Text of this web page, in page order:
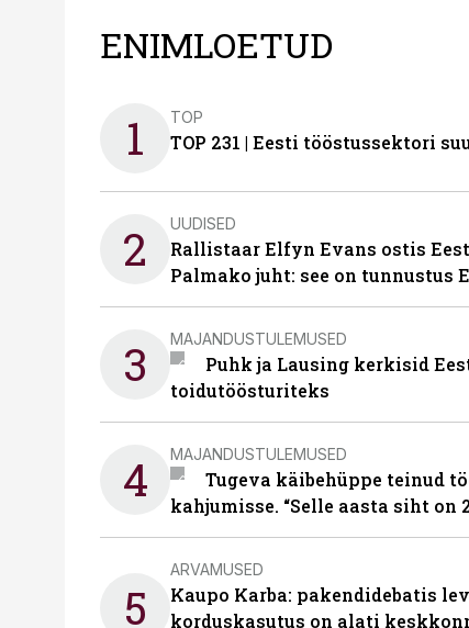
ENIMLOETUD
1 TOP
TOP 231 | Eesti tööstussektori
2 UUDISED
Rallistaar Elfyn Evans ostis
Palmako juht: see on
3 MAJANDUSTULEMUSED
Puhk ja Lausing kerkisid
toidutöösturiteks
4 MAJANDUSTULEMUSED
Tugeva käibehüppe teinud
kahjumisse. “Selle aasta siht on
5
ARVAMUSED
Kaupo Karba: pakendidebatis
korduskasutus on alati